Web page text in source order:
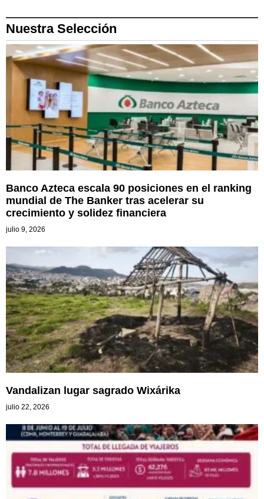
Nuestra Selección
Banco Azteca escala 90 posiciones en el ranking
mundial de The Banker tras acelerar su
crecimiento y solidez financiera
julio 9, 2026
Vandalizan lugar sagrado Wixárika
julio 22, 2026